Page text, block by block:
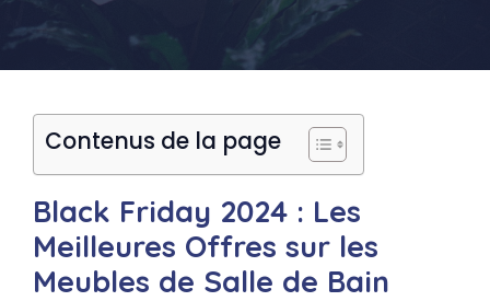
Contenus de la page
Black Friday 2024 : Les
Meilleures Offres sur les
Meubles de Salle de Bain